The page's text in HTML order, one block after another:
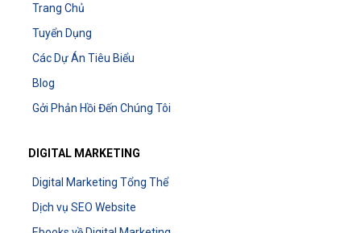
Trang Chủ
Tuyển Dụng
Các Dự Án Tiêu Biểu
Blog
Gởi Phản Hồi Đến Chúng Tôi
DIGITAL MARKETING
Digital Marketing Tổng Thể
Dịch vụ SEO Website